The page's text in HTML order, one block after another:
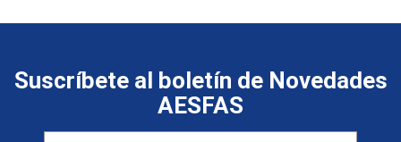
Suscríbete al boletín de Novedades
AESFAS